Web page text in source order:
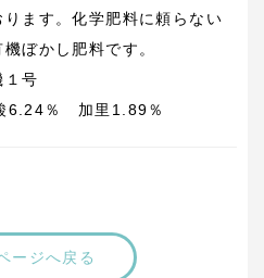
ます。化学肥料に頼らない
ぼかし肥料です。
号
％ 加里1.89％
ージへ戻る